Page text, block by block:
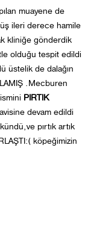
muayene de
ileri derece hamile
kliniğe gönderdik
olduğu tespit edildi
üstelik de dalağın
.Mecburen
PIRTIK
devam edildi
pırtık artık
köpeğimizin